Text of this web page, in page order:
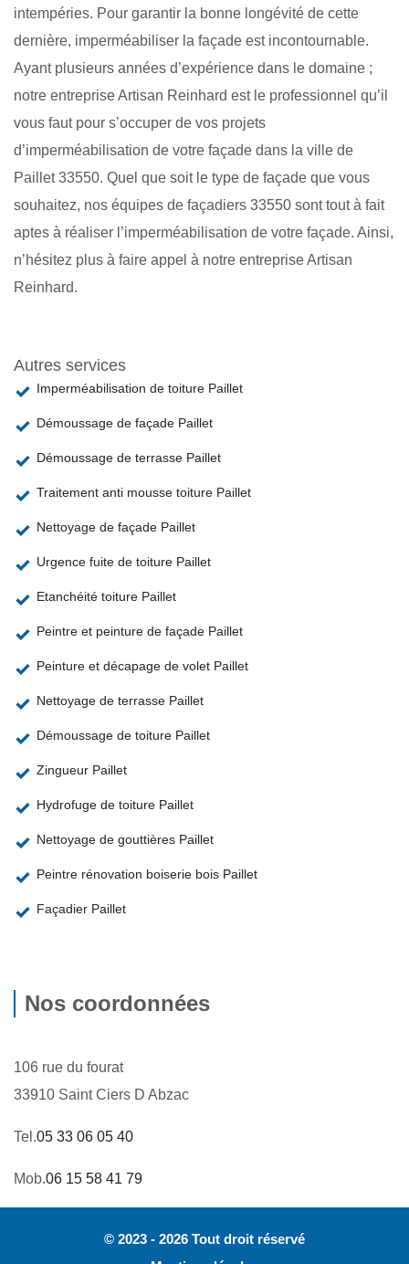
intempéries. Pour garantir la bonne longévité de cette
dernière, imperméabiliser la façade est incontournable.
Ayant plusieurs années d’expérience dans le domaine ;
notre entreprise Artisan Reinhard est le professionnel qu’il
vous faut pour s’occuper de vos projets
d’imperméabilisation de votre façade dans la ville de
Paillet 33550. Quel que soit le type de façade que vous
souhaitez, nos équipes de façadiers 33550 sont tout à fait
aptes à réaliser l’imperméabilisation de votre façade. Ainsi,
n’hésitez plus à faire appel à notre entreprise Artisan
Reinhard.
Autres services
Imperméabilisation de toiture Paillet
Démoussage de façade Paillet
Démoussage de terrasse Paillet
Traitement anti mousse toiture Paillet
Nettoyage de façade Paillet
Urgence fuite de toiture Paillet
Etanchéité toiture Paillet
Peintre et peinture de façade Paillet
Peinture et décapage de volet Paillet
Nettoyage de terrasse Paillet
Démoussage de toiture Paillet
Zingueur Paillet
Hydrofuge de toiture Paillet
Nettoyage de gouttières Paillet
Peintre rénovation boiserie bois Paillet
Façadier Paillet
Nos coordonnées
106 rue du fourat
33910 Saint Ciers D Abzac
Tel.05 33 06 05 40
Mob.06 15 58 41 79
© 2023 - 2026 Tout droit réservé